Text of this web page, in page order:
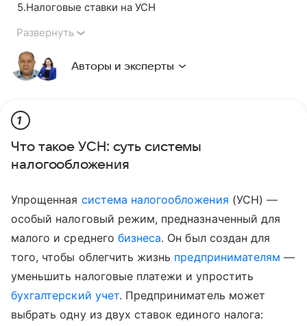
5.Налоговые ставки на УСН
Развернуть
Авторы и эксперты
1
Что такое УСН: суть системы
налогообложения
Упрощенная система налогообложения (УСН) —
особый налоговый режим, предназначенный для
малого и среднего бизнеса. Он был создан для
того, чтобы облегчить жизнь предпринимателям —
уменьшить налоговые платежи и упростить
бухгалтерский учет. Предприниматель может
выбрать одну из двух ставок единого налога: